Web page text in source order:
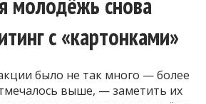
с «картонками»
было не так много — более
выше, — заметить их